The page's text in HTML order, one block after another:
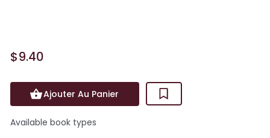
$9.40
Ajouter Au Panier
Available book types